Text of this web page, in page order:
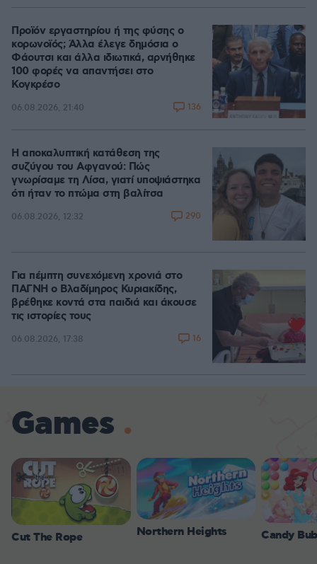
Προϊόν εργαστηρίου ή της φύσης ο
κορωνοϊός; Άλλα έλεγε δημόσια ο
Φάουτσι και άλλα ιδιωτικά, αρνήθηκε
100 φορές να απαντήσει στο
Κογκρέσο
06.08.2026, 21:40 136
Η αποκαλυπτική κατάθεση της
συζύγου του Αφγανού: Πώς
γνωρίσαμε τη Λίσα, γιατί υποψιάστηκα
ότι ήταν το πτώμα στη βαλίτσα
06.08.2026, 12:32 290
Για πέμπτη συνεχόμενη χρονιά στο
ΠΑΓΝΗ ο Βλαδίμηρος Κυριακίδης,
βρέθηκε κοντά στα παιδιά και άκουσε
τις ιστορίες τους
06.08.2026, 17:38 16
Games
Cut The Rope Northern Heights Candy